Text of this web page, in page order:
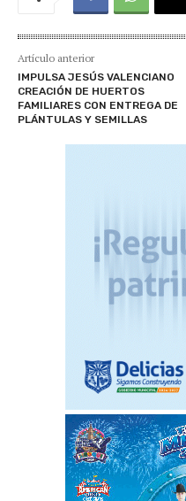
Artículo anterior
IMPULSA JESÚS VALENCIANO
CREACIÓN DE HUERTOS
FAMILIARES CON ENTREGA DE
PLÁNTULAS Y SEMILLAS